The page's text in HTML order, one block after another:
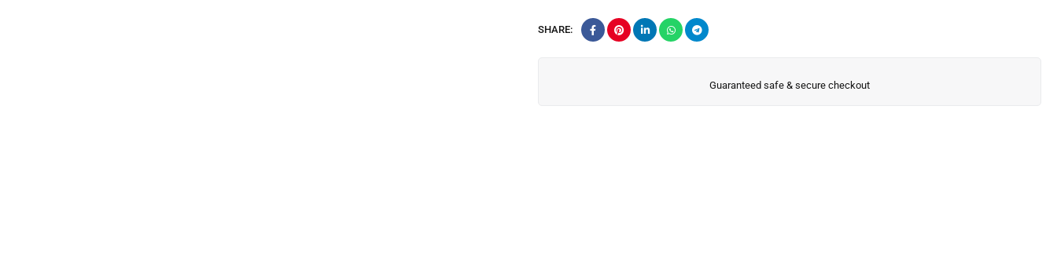
SHARE:
Guaranteed safe & secure checkout